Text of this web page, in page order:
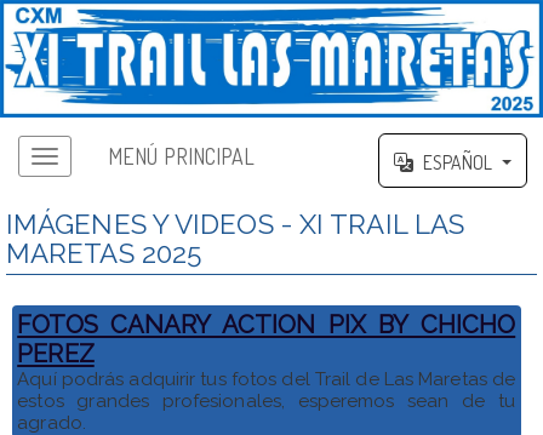
MENÚ PRINCIPAL ESPAÑOL
IMÁGENES Y VIDEOS - XI TRAIL LAS
MARETAS 2025
FOTOS CANARY ACTION PIX BY CHICHO
PEREZ
Aquí podrás adquirir tus fotos del Trail de Las Maretas de
estos grandes profesionales, esperemos sean de tu
agrado.